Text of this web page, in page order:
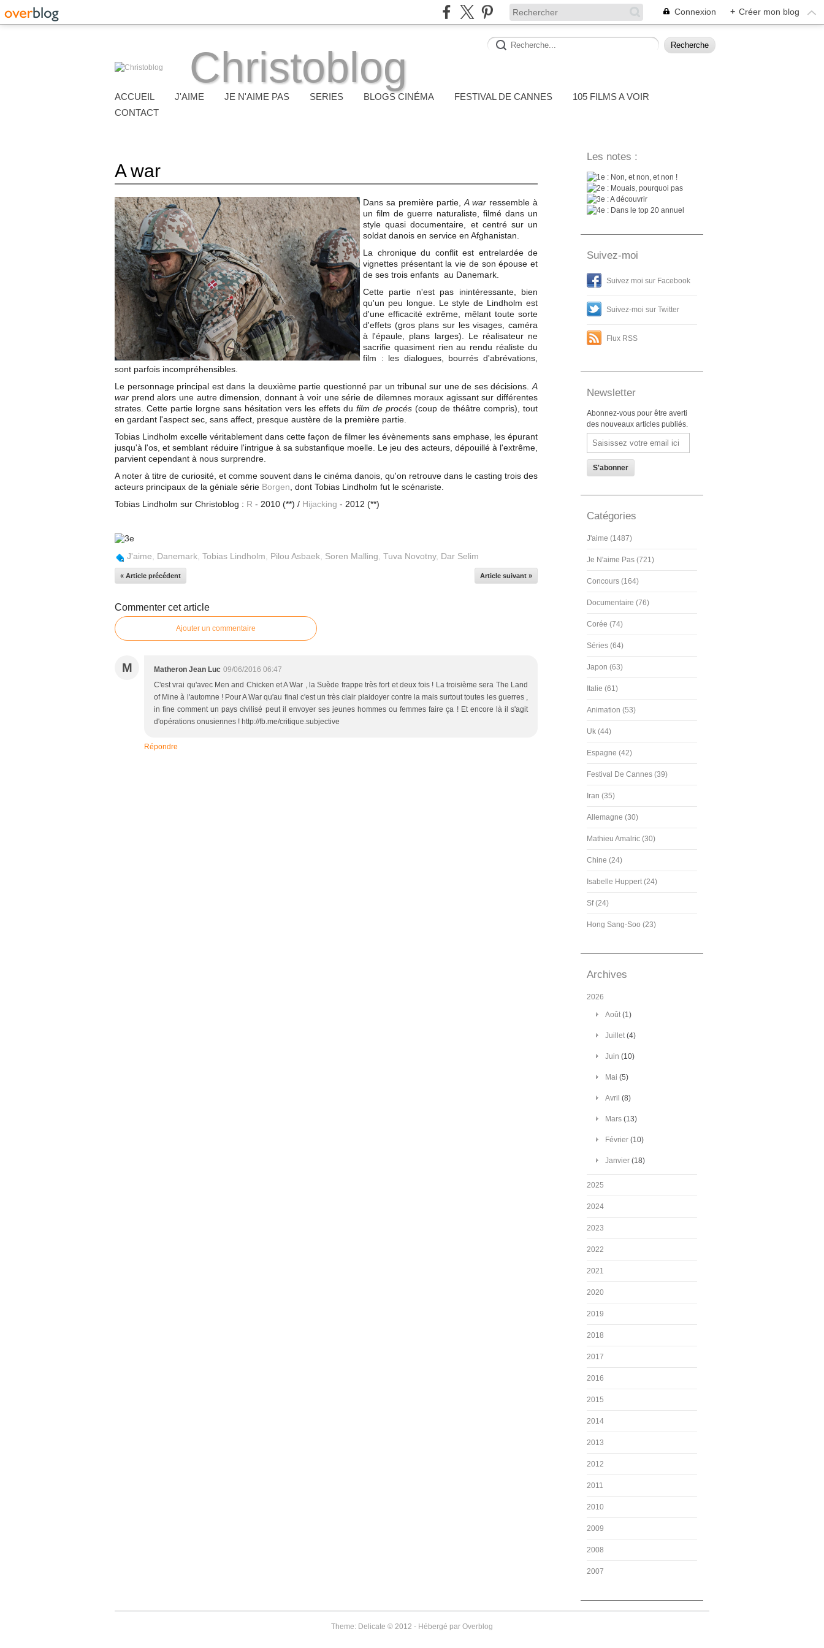
Connexion + Créer mon blog
Christoblog
ACCUEIL J'AIME JE N'AIME PAS SERIES BLOGS CINÉMA FESTIVAL DE CANNES
105 FILMS A VOIR
CONTACT
A war
Dans sa première partie, A war ressemble à
un film de guerre naturaliste, filmé dans un
style quasi documentaire, et centré sur un
soldat danois en service en Afghanistan.
La chronique du conflit est entrelardée de
vignettes présentant la vie de son épouse et
de ses trois enfants au Danemark.
Cette partie n'est pas inintéressante, bien
qu'un peu longue. Le style de Lindholm est
d'une efficacité extrême, mêlant toute sorte
d'effets (gros plans sur les visages, caméra
à l'épaule, plans larges). Le réalisateur ne
sacrifie quasiment rien au rendu réaliste du
film : les dialogues, bourrés d'abrévations,
sont parfois incompréhensibles.
Le personnage principal est dans la deuxième partie questionné par un tribunal sur une de ses décisions. A
war prend alors une autre dimension, donnant à voir une série de dilemnes moraux agissant sur différentes
strates. Cette partie lorgne sans hésitation vers les effets du film de procés (coup de théâtre compris), tout
en gardant l'aspect sec, sans affect, presque austère de la première partie.
Tobias Lindholm excelle véritablement dans cette façon de filmer les évènements sans emphase, les épurant
jusqu'à l'os, et semblant réduire l'intrigue à sa substanfique moelle. Le jeu des acteurs, dépouillé à l'extrême,
parvient cependant à nous surprendre.
A noter à titre de curiosité, et comme souvent dans le cinéma danois, qu'on retrouve dans le casting trois des
acteurs principaux de la géniale série Borgen , dont Tobias Lindholm fut le scénariste.
Tobias Lindholm sur Christoblog : R - 2010 (**) / Hijacking - 2012 (**)
J'aime Danemark Tobias Lindholm Pilou Asbaek Soren Malling Tuva Novotny, Dar Selim
« Article précédent Article suivant »
Commenter cet article
Ajouter un commentaire
M Matheron Jean Luc 09/06/2016 06:47
C'est vrai qu'avec Men and Chicken et A War , la Suède frappe très fort et deux fois ! La troisième sera The Land
of Mine à l'automne ! Pour A War qu'au final c'est un très clair plaidoyer contre la mais surtout toutes les guerres ,
in fine comment un pays civilisé peut il envoyer ses jeunes hommes ou femmes faire ça ! Et encore là il s'agit
d'opérations onusiennes ! http://fb.me/critique.subjective
Répondre
Les notes :
: Non, et non, et non !
: Mouais, pourquoi pas
: A découvrir
: Dans le top 20 annuel
Suivez-moi
Suivez moi sur Facebook
Suivez-moi sur Twitter
Flux RSS
Newsletter
Abonnez-vous pour être averti
des nouveaux articles publiés.
Email
Catégories
J'aime (1487)
Je N'aime Pas (721)
Concours (164)
Documentaire (76)
Corée (74)
Séries (64)
Japon (63)
Italie (61)
Animation (53)
Uk (44)
Espagne (42)
Festival De Cannes (39)
Iran (35)
Allemagne (30)
Mathieu Amalric (30)
Chine (24)
Isabelle Huppert (24)
Sf (24)
Hong Sang-Soo (23)
Archives
2026
Août(1)
Juillet(4)
Juin (10)
Mai (5)
Avril (8)
Mars (13)
Février (10)
Janvier (18)
2025
2024
2023
2022
2021
2020
2019
2018
2017
2016
2015
2014
2013
2012
2011
2010
2009
2008
2007
Theme: Delicate © 2012 - Hébergé par Overblog